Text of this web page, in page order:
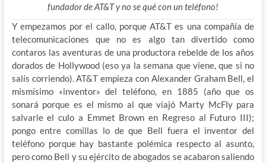
fundador de AT&T y no se qué con un teléfono!
Y empezamos por el callo, porque AT&T es una compañía de
telecomunicaciones que no es algo tan divertido como
contaros las aventuras de una productora rebelde de los años
dorados de Hollywood (eso ya la semana que viene, que si no
salís corriendo). AT&T empieza con AlexanderGraham Bell, el
mismísimo «inventor» del teléfono, en 1885 (año que os
sonará porque es el mismo al que viajó Marty McFly para
salvarle el culo a Emmet Brown en Regreso al Futuro III);
pongo entre comillas lo de que Bell fuera el inventor del
teléfono porque hay bastante polémica respecto al asunto,
pero como Bell y su ejército de abogados se acabaron saliendo